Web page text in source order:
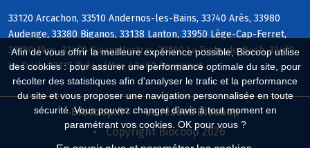
Afin de vous offrir la meilleure expérience possible, Biocoop utilise
des cookies : pour assurer une performance optimale du site, pour
récolter des statistiques afin d'analyser le trafic et la performance
du site et vous proposer une navigation personnalisée en toute
sécurité. Vous pouvez changer d'avis à tout moment en
paramétrant vos cookies. OK pour vous ?
33120 Arcachon, 33510 Andernos-les-Bains, 33740 Arès, 33980
Audenge, 33380 Biganos, 33138 Lanton, 33950 Lège-Cap-Ferret,
33380 Mios, 33470 Gujan-Mestras, 33260 La Teste-de-Buch, 33470
Le Teich, 33115 Pyla s/Mer, 40460 Sanguinet
Biocoop.fr
Le réseau Biocoop
Copyright Biocoop 2026